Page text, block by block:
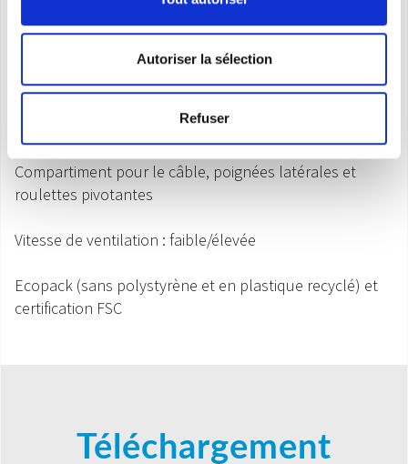
Autoriser la sélection
Refuser
Programmation quotidienne de la minuterie
Compartiment pour le câble, poignées latérales et
roulettes pivotantes
Vitesse de ventilation : faible/élevée
Ecopack (sans polystyrène et en plastique recyclé) et
certification FSC
Téléchargement